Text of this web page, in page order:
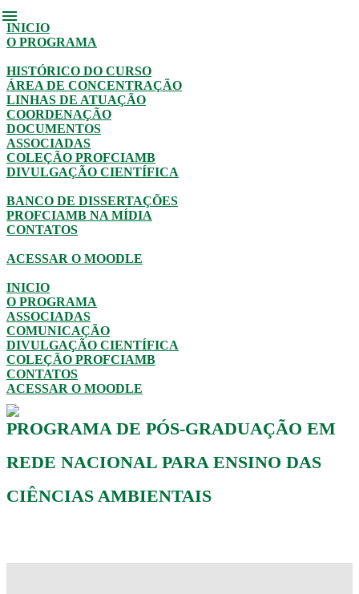
menu
INICIO
O PROGRAMA
HISTÓRICO DO CURSO
ÁREA DE CONCENTRAÇÃO
LINHAS DE ATUAÇÃO
COORDENAÇÃO
DOCUMENTOS
ASSOCIADAS
COLEÇÃO PROFCIAMB
DIVULGAÇÃO CIENTÍFICA
BANCO DE DISSERTAÇÕES
PROFCIAMB NA MÍDIA
CONTATOS
ACESSAR O MOODLE
INICIO
O PROGRAMA
ASSOCIADAS
COMUNICAÇÃO
DIVULGAÇÃO CIENTÍFICA
COLEÇÃO PROFCIAMB
CONTATOS
ACESSAR O MOODLE
PROGRAMA DE PÓS-GRADUAÇÃO EM
REDE NACIONAL PARA ENSINO DAS
CIÊNCIAS AMBIENTAIS